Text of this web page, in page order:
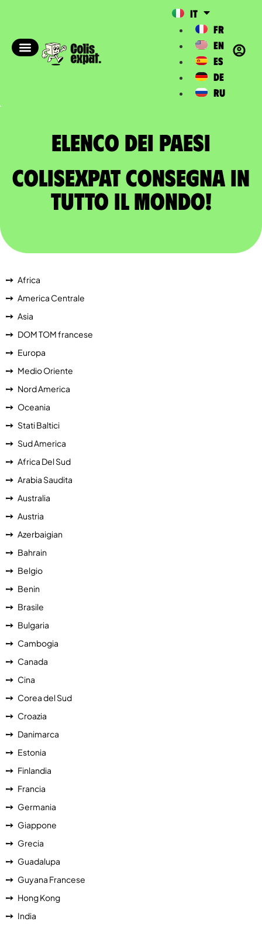
IT
FR
EN
ES
DE
RU
Elenco dei paesi​
ColisExpat consegna in
tutto il mondo!
Africa
America Centrale
Asia
DOM TOM francese
Europa
Medio Oriente
Nord America
Oceania
Stati Baltici
Sud America
Africa Del Sud
Arabia Saudita
Australia
Austria
Azerbaigian
Bahrain
Belgio
Benin
Brasile
Bulgaria
Cambogia
Canada
Cina
Corea del Sud
Croazia
Danimarca
Estonia
Finlandia
Francia
Germania
Giappone
Grecia
Guadalupa
Guyana Francese
Hong Kong
India